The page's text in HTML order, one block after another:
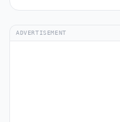
ADVERTISEMENT